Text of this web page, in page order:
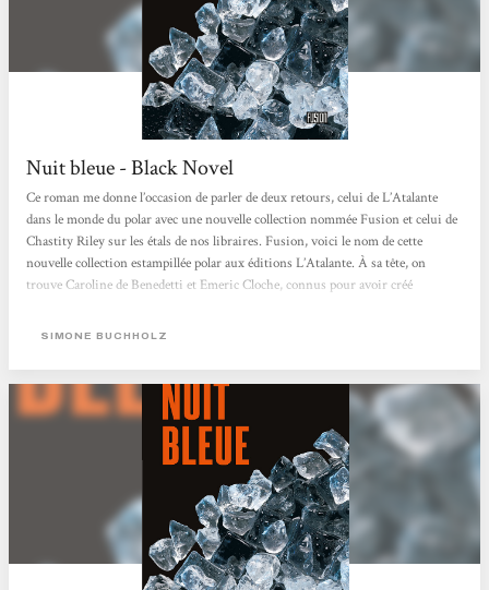
Nuit bleue - Black Novel
Ce roman me donne l’occasion de parler de deux retours, celui de L’Atalante
dans le monde du polar avec une nouvelle collection nommée Fusion et celui de
Chastity Riley sur les étals de nos libraires. Fusion, voici le nom de cette
nouvelle collection estampillée polar aux éditions L’Atalante. À sa tête, on
trouve Caroline de Benedetti et Emeric Cloche, connus pour avoir créé
trimestrielle L’indic, une véritable source de savoir du polar. Chastity Riley a
SIMONE BUCHHOLZ